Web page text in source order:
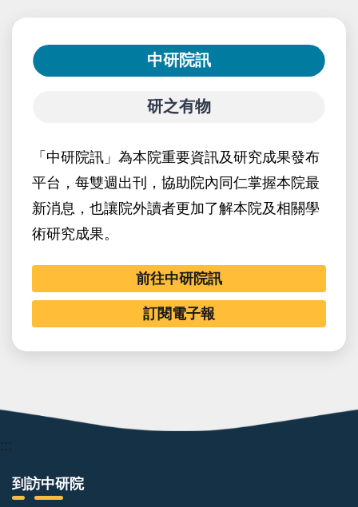
中研院訊
研之有物
「中研院訊」為本院重要資訊及研究成果發布
平台，每雙週出刊，協助院內同仁掌握本院最
新消息，也讓院外讀者更加了解本院及相關學
術研究成果。
前往中研院訊
訂閱電子報
:::
到訪中研院